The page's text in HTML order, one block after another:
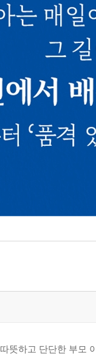
따뜻하고 단단한 부모